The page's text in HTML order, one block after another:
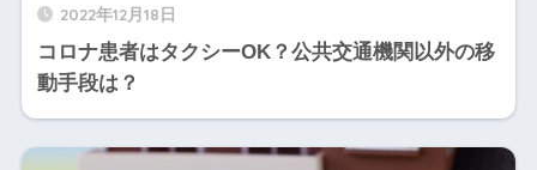
2022年12月18日
コロナ患者はタクシーOK？公共交通機関以外の移
動手段は？